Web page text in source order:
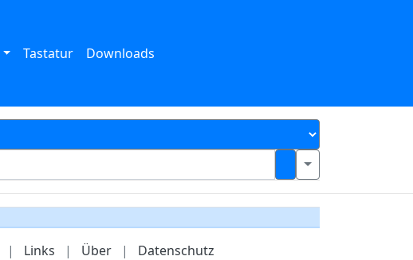
Tastatur Downloads
| Links | Über | Datenschutz